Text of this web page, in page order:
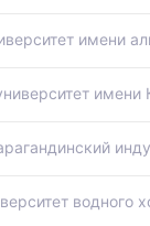
имени
водного